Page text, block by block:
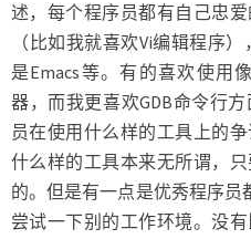
述，每个程序员都有自己忠
（比如我就喜欢Vi编辑程序
是Emacs等。有的喜欢使用
器，而我更喜欢GDB命令行
员在使用什么样的工具上的
什么样的工具本来无所谓，
的。但是有一点是优秀程序
尝试一下别的工作环境。没